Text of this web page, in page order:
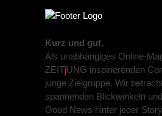
Kurz und gut.
Als unabhängiges Online-
ZEITjUNG inspirierenden
junge Zielgruppe. Wir
spannenden Blickwinkeln
Good News hinter jeder